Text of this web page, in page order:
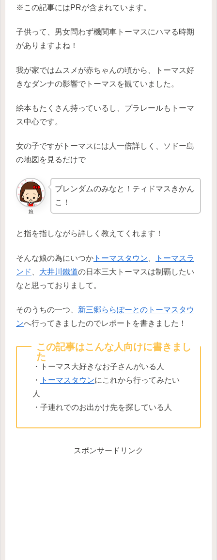
※この記事にはPRが含まれています。
子供って、男女問わず機関車トーマスにハマる時期
がありますよね！
我が家ではムスメが赤ちゃんの頃から、トーマス好
きなダンナの影響でトーマスを観ていました。
絵本もたくさん持っているし、プラレールもトーマ
ス中心です。
女の子ですがトーマスには人一倍詳しく、ソドー島
の地図を見るだけで
娘
ブレンダムのみなと！ティドマスきかん
こ！
と指を指しながら詳しく教えてくれます！
そんな娘の為にいつか トーマスタウン
トーマスラ
ンド
大井川鐵道の日本三大トーマスは制覇したい
なと思っておりまして。
そのうちの一つ、 新三郷ららぽーとのトーマスタウ
ンへ行ってきましたのでレポートを書きました！
この記事はこんな人向けに書きまし
た
・トーマス大好きなお子さんがいる人
・
トーマスタウンにこれから行ってみたい
人
・子連れでのお出かけ先を探している人
スポンサードリンク